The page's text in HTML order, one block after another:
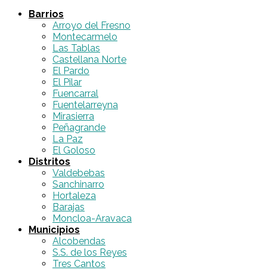
Barrios
Arroyo del Fresno
Montecarmelo
Las Tablas
Castellana Norte
El Pardo
El Pilar
Fuencarral
Fuentelarreyna
Mirasierra
Peñagrande
La Paz
El Goloso
Distritos
Valdebebas
Sanchinarro
Hortaleza
Barajas
Moncloa-Aravaca
Municipios
Alcobendas
S.S. de los Reyes
Tres Cantos